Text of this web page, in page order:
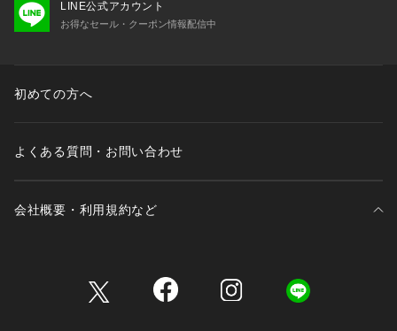
LINE公式アカウント
お得なセール・クーポン情報配信中
初めての方へ
よくある質問・お問い合わせ
会社概要・利用規約など